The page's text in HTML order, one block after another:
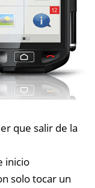
que salir de la
inicio
solo tocar un